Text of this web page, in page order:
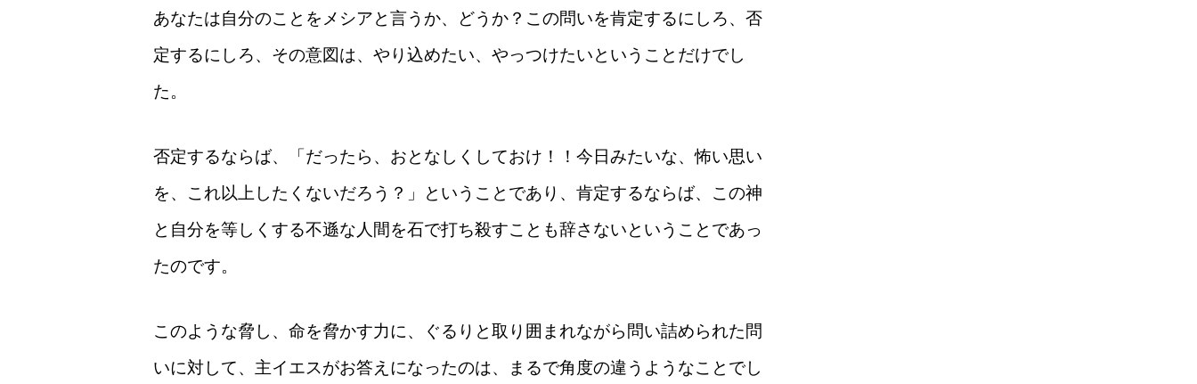
あなたは自分のことをメシアと言うか、どうか？この問いを肯定するにしろ、否
定するにしろ、その意図は、やり込めたい、やっつけたいということだけでし
た。
否定するならば、「だったら、おとなしくしておけ！！今日みたいな、怖い思い
を、これ以上したくないだろう？」ということであり、肯定するならば、この神
と自分を等しくする不遜な人間を石で打ち殺すことも辞さないということであっ
たのです。
このような脅し、命を脅かす力に、ぐるりと取り囲まれながら問い詰められた問
いに対して、主イエスがお答えになったのは、まるで角度の違うようなことでし